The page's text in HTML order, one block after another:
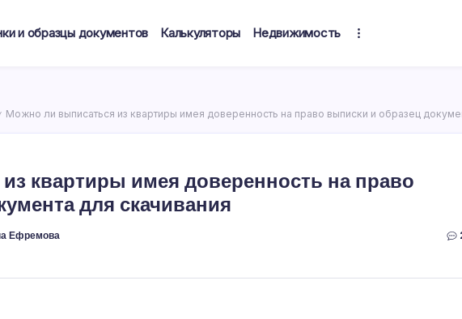
и образцы документов Калькуляторы Недвижимость
Можно ли выписаться из квартиры имея доверенность на право выписки и образец
квартиры имея доверенность на право
для скачивания
Ефремова